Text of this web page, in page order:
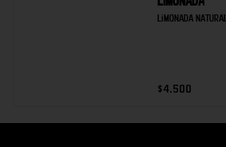
Limonada natural.
$4.500